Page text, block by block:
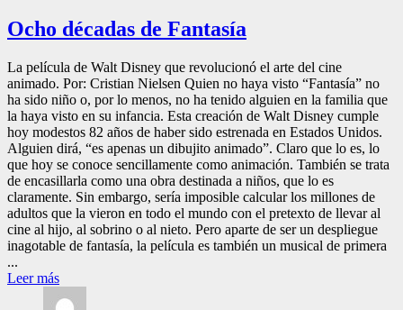
Ocho décadas de Fantasía
La película de Walt Disney que revolucionó el arte del cine
animado. Por: Cristian Nielsen Quien no haya visto “Fantasía” no
ha sido niño o, por lo menos, no ha tenido alguien en la familia que
la haya visto en su infancia. Esta creación de Walt Disney cumple
hoy modestos 82 años de haber sido estrenada en Estados Unidos.
Alguien dirá, “es apenas un dibujito animado”. Claro que lo es, lo
que hoy se conoce sencillamente como animación. También se trata
de encasillarla como una obra destinada a niños, que lo es
claramente. Sin embargo, sería imposible calcular los millones de
adultos que la vieron en todo el mundo con el pretexto de llevar al
cine al hijo, al sobrino o al nieto. Pero aparte de ser un despliegue
inagotable de fantasía, la película es también un musical de primera
...
Leer más